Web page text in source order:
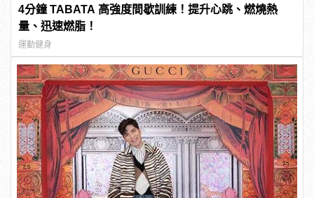
4分鐘 TABATA 高強度間歇訓練！提升心跳、燃燒熱
量、迅速燃脂！
運動健身